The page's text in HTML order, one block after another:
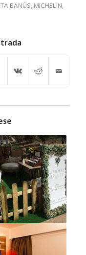
BANÚS, MICHELIN,